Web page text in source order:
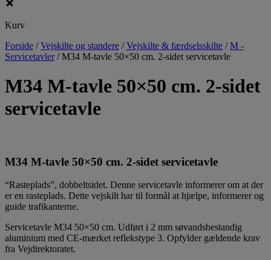
Kurv
Forside /Vejskilte og standere /Vejskilte & færdselsskilte /M -
Servicetavler /M34 M-tavle 50×50 cm. 2-sidet servicetavle
M34 M-tavle 50×50 cm. 2-sidet
servicetavle
M34 M-tavle 50×50 cm. 2-sidet servicetavle
“Rasteplads”, dobbeltsidet. Denne servicetavle informerer om at der
er en rasteplads. Dette vejskilt har til formål at hjælpe, informerer og
guide trafikanterne.
Servicetavle M34 50×50 cm. Udført i 2 mm søvandsbestandig
aluminium med CE-mærket reflekstype 3. Opfylder gældende krav
fra Vejdirektoratet.